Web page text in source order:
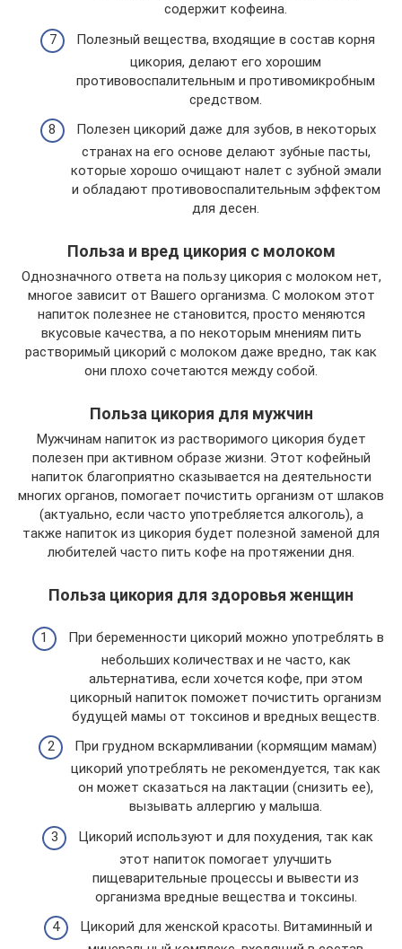
содержит кофеина.
Полезный вещества, входящие в состав корня
цикория, делают его хорошим
противовоспалительным и противомикробным
средством.
Полезен цикорий даже для зубов, в некоторых
странах на его основе делают зубные пасты,
которые хорошо очищают налет с зубной эмали
и обладают противовоспалительным эффектом
для десен.
Польза и вред цикория с молоком
Однозначного ответа на пользу цикория с молоком нет,
многое зависит от Вашего организма. С молоком этот
напиток полезнее не становится, просто меняются
вкусовые качества, а по некоторым мнениям пить
растворимый цикорий с молоком даже вредно, так как
они плохо сочетаются между собой.
Польза цикория для мужчин
Мужчинам напиток из растворимого цикория будет
полезен при активном образе жизни. Этот кофейный
напиток благоприятно сказывается на деятельности
многих органов, помогает почистить организм от шлаков
(актуально, если часто употребляется алкоголь), а
также напиток из цикория будет полезной заменой для
любителей часто пить кофе на протяжении дня.
Польза цикория для здоровья женщин
При беременности цикорий можно употреблять в
небольших количествах и не часто, как
альтернатива, если хочется кофе, при этом
цикорный напиток поможет почистить организм
будущей мамы от токсинов и вредных веществ.
При грудном вскармливании (кормящим мамам)
цикорий употреблять не рекомендуется, так как
он может сказаться на лактации (снизить ее),
вызывать аллергию у малыша.
Цикорий используют и для похудения, так как
этот напиток помогает улучшить
пищеварительные процессы и вывести из
организма вредные вещества и токсины.
Цикорий для женской красоты. Витаминный и